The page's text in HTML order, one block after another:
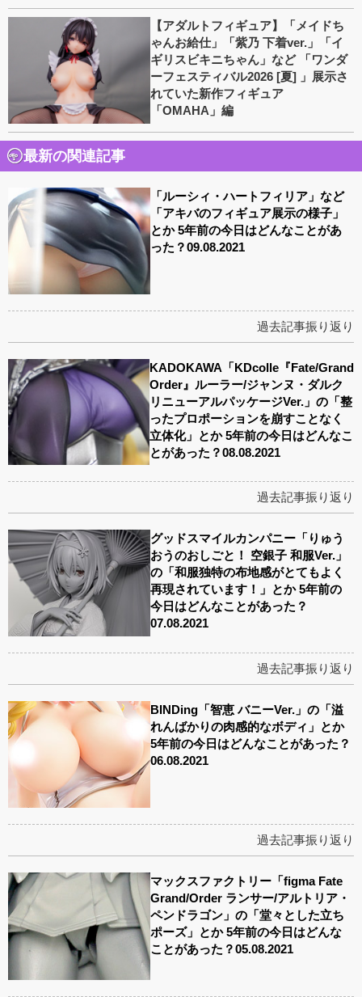
【アダルトフィギュア】「メイドち
ゃんお給仕」「紫乃 下着ver.」「イ
ギリスビキニちゃん」など 「ワンダ
ーフェスティバル2026 [夏] 」展示さ
れていた新作フィギュア
「OMAHA」編
最新の関連記事
「ルーシィ・ハートフィリア」など
「アキバのフィギュア展示の様子」
とか 5年前の今日はどんなことがあ
った？09.08.2021
過去記事振り返り
KADOKAWA「KDcolle『Fate/Grand
Order』ルーラー/ジャンヌ・ダルク
リニューアルパッケージVer.」の「整
ったプロポーションを崩すことなく
立体化」とか 5年前の今日はどんなこ
とがあった？08.08.2021
過去記事振り返り
グッドスマイルカンパニー「りゅう
おうのおしごと！ 空銀子 和服Ver.」
の「和服独特の布地感がとてもよく
再現されています！」とか 5年前の
今日はどんなことがあった？
07.08.2021
過去記事振り返り
BINDing「智恵 バニーVer.」の「溢
れんばかりの肉感的なボディ」とか
5年前の今日はどんなことがあった？
06.08.2021
過去記事振り返り
マックスファクトリー「figma Fate
Grand/Order ランサー/アルトリア・
ペンドラゴン」の「堂々とした立ち
ポーズ」とか 5年前の今日はどんな
ことがあった？05.08.2021